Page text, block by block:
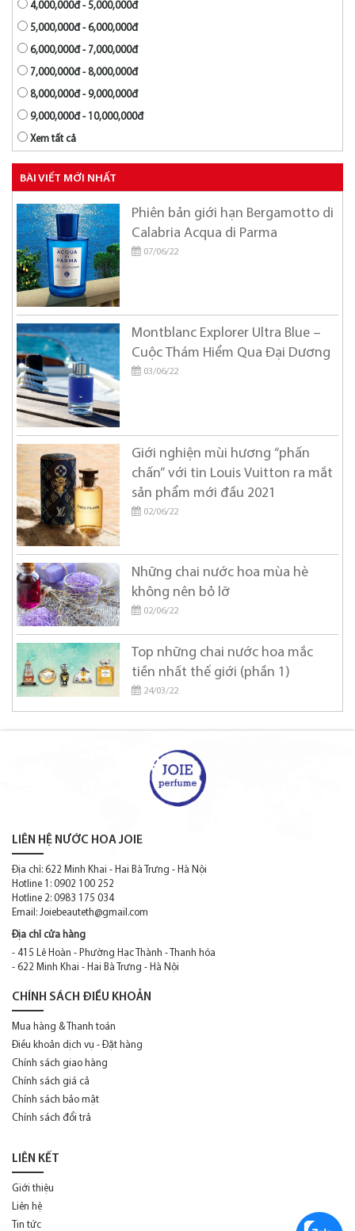
Britney Spears
Burberry
Bvlgari
Byredo
Calvin Klein
Carolina Herrera
Cartier
Chanel
Chloe
Chopard
Christian Dior
Christian Louboutin
Coach
Creed
Cristiano Ronaldo
David Beckham
Davidoff
Diesel
Diptyque
DOLCE & GABBANA
Donna Karan
DSQUARED2
Elie Saab
Elizabeth Arden
Elizabeth Taylor
Frederic Malle
Ghala Zayed
Giorgio Armani
Gucci
Guess
Hermes
Hugo Boss
Iseey Miyake
Issey Miyake
Jaguar
Jean Paul Gaultier
Jimmy Choo
4,000,000đ - 5,000,000đ
5,000,000đ - 6,000,000đ
6,000,000đ - 7,000,000đ
7,000,000đ - 8,000,000đ
8,000,000đ - 9,000,000đ
9,000,000đ - 10,000,000đ
Xem tất cả
BÀI VIẾT MỚI NHẤT
Phiên bản giới hạn Bergamotto di
Calabria Acqua di Parma
07/06/22
Montblanc Explorer Ultra Blue –
Cuộc Thám Hiểm Qua Đại Dương
03/06/22
Giới nghiện mùi hương “phấn
chấn” với tin Louis Vuitton ra mắt
sản phẩm mới đầu 2021
02/06/22
Những chai nước hoa mùa hè
không nên bỏ lỡ
02/06/22
Top những chai nước hoa mắc
tiền nhất thế giới (phần 1)
24/03/22
LIÊN HỆ NƯỚC HOA JOIE
Địa chỉ: 622 Minh Khai - Hai Bà Trưng - Hà Nội
Hotline 1: 0902 100 252
Hotline 2: 0983 175 034
Email: Joiebeauteth@gmail.com
Địa chỉ cửa hàng
- 415 Lê Hoàn - Phường Hạc Thành - Thanh hóa
- 622 Minh Khai - Hai Bà Trưng - Hà Nội
CHÍNH SÁCH ĐIỀU KHOẢN
Mua hàng & Thanh toán
Điều khoản dịch vụ - Đặt hàng
Chính sách giao hàng
Chính sách giá cả
Chính sách bảo mật
Chính sách đổi trả
LIÊN KẾT
Giới thiệu
Liên hệ
Tin tức